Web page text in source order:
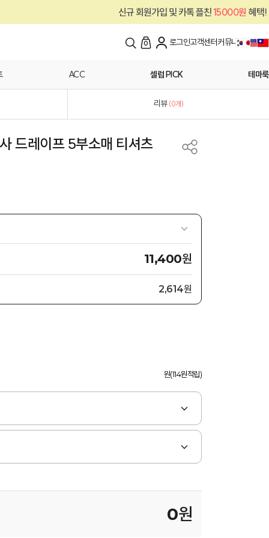
신규 회원가입 및 카톡 플친15000원혜택!
0 로그인고객센터커뮤니티
ACC 셀럽 PICK 테마룩
리뷰 (0개)
드레이프 5부소매 티셔츠
11,400원
2,614원
원(114원적립)
0원